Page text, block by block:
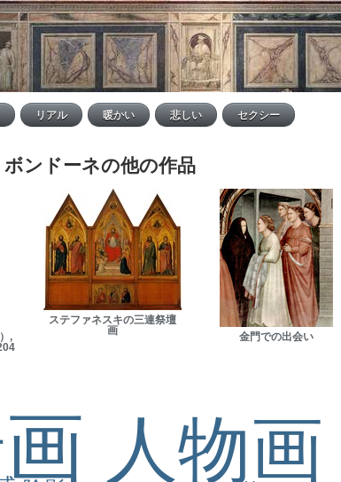
ンドーネの他の作品
,
ステファネスキの三連祭壇
画
金門での出会い
人物画